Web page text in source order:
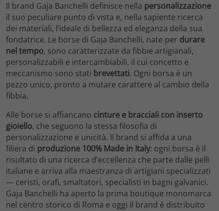
Il brand Gaja Banchelli definisce nella personalizzazione
il suo peculiare punto di vista e, nella sapiente ricerca
dei materiali, l’ideale di bellezza ed eleganza della sua
fondatrice. Le borse di Gaja Banchelli, nate per durare
nel tempo, sono caratterizzate da fibbie artigianali,
personalizzabili e intercambiabili, il cui concetto e
meccanismo sono stati brevettati. Ogni borsa è un
pezzo unico, pronto a mutare carattere al cambio della
fibbia.
Alle borse si affiancano cinture e bracciali con inserto
gioiello, che seguono la stessa filosofia di
personalizzazione e unicità. Il brand si affida a una
filiera di produzione 100% Made in Italy: ogni borsa è il
risultato di una ricerca d’eccellenza che parte dalle pelli
italiane e arriva alla maestranza di artigiani specializzati
— ceristi, orafi, smaltatori, specialisti in bagni galvanici.
Gaja Banchelli ha aperto la prima boutique monomarca
nel centro storico di Roma e oggi il brand è distribuito